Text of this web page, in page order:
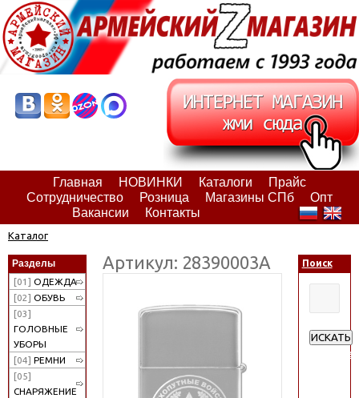
Главная НОВИНКИ Каталоги
Прайс
Сотрудничество
Розница Магазины СПб
Опт
Вакансии
Контакты
Каталог
Разделы
[01] ОДЕЖДА
[02] ОБУВЬ
[03]
ГОЛОВНЫЕ
УБОРЫ
[04] РЕМНИ
[05]
СНАРЯЖЕНИЕ
Артикул: 28390003А Поиск
ИСКАТЬ